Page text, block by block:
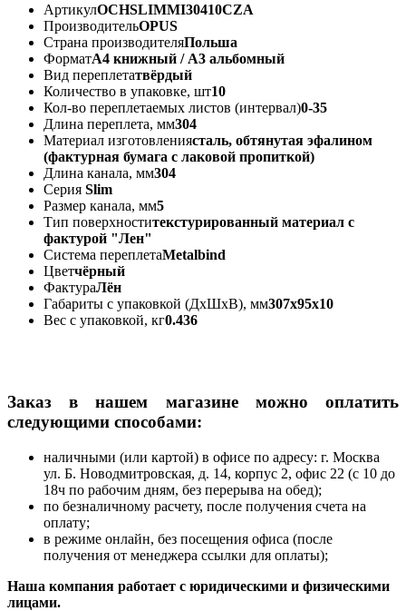
АртикулOCHSLIMMI30410CZA
ПроизводительOPUS
Страна производителяПольша
ФорматА4 книжный / А3 альбомный
Вид переплетатвёрдый
Количество в упаковке, шт10
Кол-во переплетаемых листов (интервал)0-35
Длина переплета, мм304
Материал изготовлениясталь, обтянутая эфалином
(фактурная бумага с лаковой пропиткой)
Длина канала, мм304
Серия Slim
Размер канала, мм5
Тип поверхноститекстурированный материал с
фактурой "Лен"
Система переплетаMetalbind
Цветчёрный
ФактураЛён
Габариты с упаковкой (ДхШхВ), мм307х95х10
Вес с упаковкой, кг0.436
Заказ в нашем магазине можно оплатить
следующими способами:
наличными (или картой) в офисе по адресу: г. Москва
ул. Б. Новодмитровская, д. 14, корпус 2, офис 22 (с 10 до
18ч по рабочим дням, без перерыва на обед);
по безналичному расчету, после получения счета на
оплату;
в режиме онлайн, без посещения офиса (после
получения от менеджера ссылки для оплаты);
Наша компания работает с юридическими и физическими
лицами.